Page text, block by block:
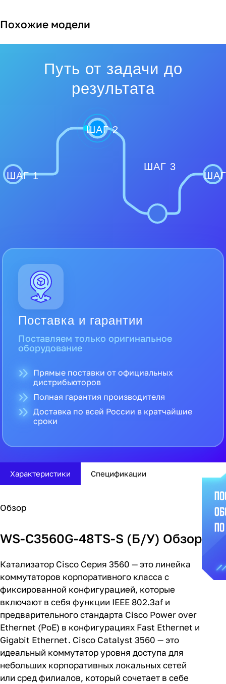
Похожие модели
Путь от задачи до
результата
ШАГ 1
ШАГ 2
ШАГ 3
Поставка и гарантии
Поставляем только оригинальное
оборудование
Прямые поставки от официальных
дистрибьюторов
Полная гарантия производителя
Доставка по всей России в кратчайшие
сроки
Характеристики Спецификации
Обзор
WS-C3560G-48TS-S (Б/У) Обзор
Катализатор Cisco Серия 3560 — это линейка
коммутаторов корпоративного класса с
фиксированной конфигурацией, которые
включают в себя функции IEEE 802.3af и
предварительного стандарта Cisco Power over
Ethernet (PoE) в конфигурациях Fast Ethernet и
Gigabit Ethernet. Cisco Catalyst 3560 — это
идеальный коммутатор уровня доступа для
небольших корпоративных локальных сетей
или сред филиалов, который сочетает в себе